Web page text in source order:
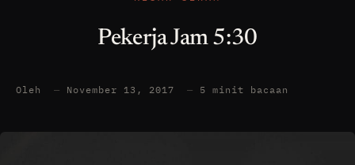
Pekerja Jam 5:30
Oleh — November 13, 2017 — 5 minit bacaan